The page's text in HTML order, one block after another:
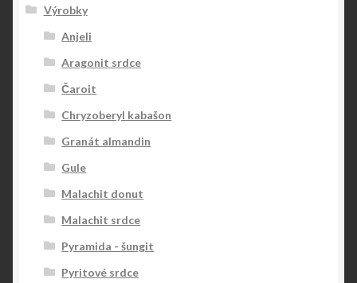
Výrobky
Anjeli
Aragonit srdce
Čaroit
Chryzoberyl kabašon
Granát almandin
Gule
Malachit donut
Malachit srdce
Pyramida - šungit
Pyritové srdce